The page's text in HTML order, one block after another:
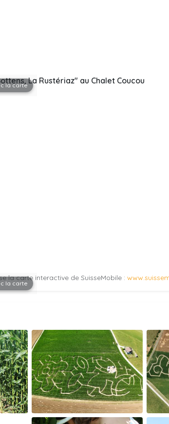
la carteLa Rustériaz" au Chalet Coucou
la carte
la carte interactive de SuisseMobile :